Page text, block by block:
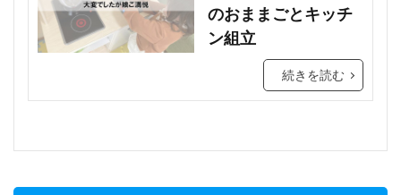
のおままごとキッチ
ン組立
続きを読む